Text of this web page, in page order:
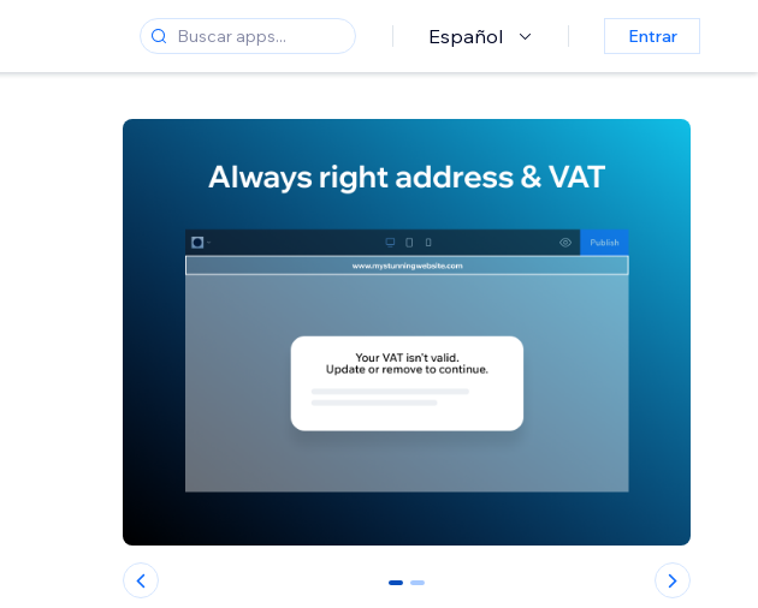
Español Entrar
0 1